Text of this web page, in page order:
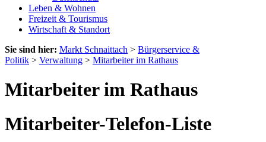
Leben & Wohnen
Freizeit & Tourismus
Wirtschaft & Standort
Sie sind hier: Markt Schnaittach > Bürgerservice &
Politik > Verwaltung > Mitarbeiter im Rathaus
Mitarbeiter im Rathaus
Mitarbeiter-Telefon-Liste